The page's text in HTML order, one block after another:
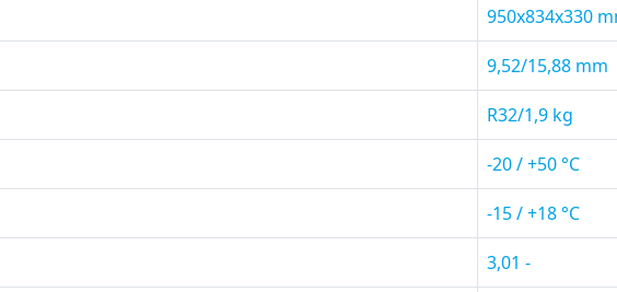
950x834x330
9,52/15,88 mm
R32/1,9 kg
-20 / +50 °C
-15 / +18 °C
3,01 -